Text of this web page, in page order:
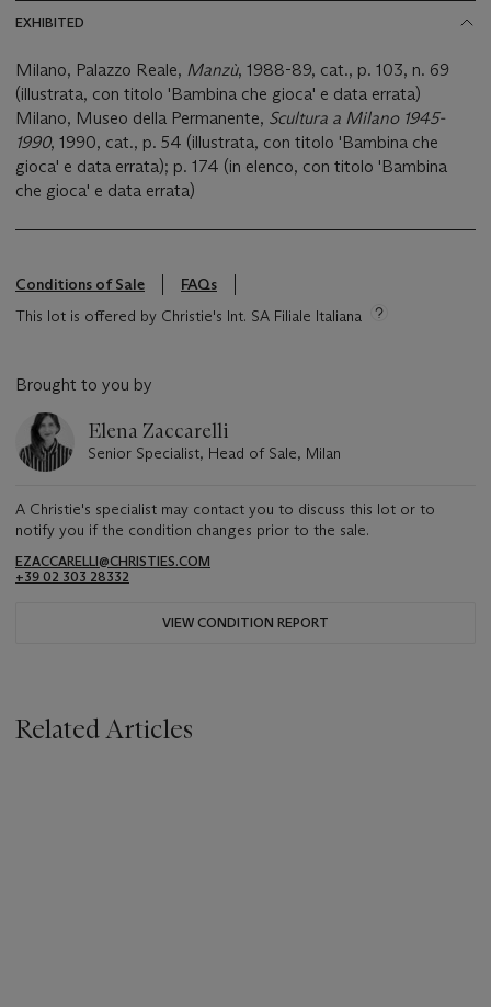
EXHIBITED
Milano, Palazzo Reale, Manzù, 1988-89, cat., p. 103, n. 69
(illustrata, con titolo 'Bambina che gioca' e data errata)
Milano, Museo della Permanente, Scultura a Milano 1945-
1990, 1990, cat., p. 54 (illustrata, con titolo 'Bambina che
gioca' e data errata); p. 174 (in elenco, con titolo 'Bambina
che gioca' e data errata)
Conditions of Sale
FAQs
This lot is offered by Christie's Int. SA Filiale Italiana
Brought to you by
Elena Zaccarelli
Senior Specialist, Head of Sale, Milan
A Christie's specialist may contact you to discuss this lot or to
notify you if the condition changes prior to the sale.
EZACCARELLI@CHRISTIES.COM
+39 02 303 28332
VIEW CONDITION REPORT
Related Articles